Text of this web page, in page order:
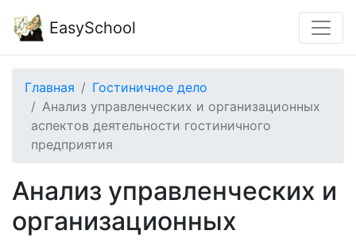
EasySchool
Главная
Гостиничное дело
Анализ управленческих и организационных
аспектов деятельности гостиничного
предприятия
Анализ управленческих и
организационных